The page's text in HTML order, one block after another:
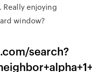
Really enjoying
window?
search?